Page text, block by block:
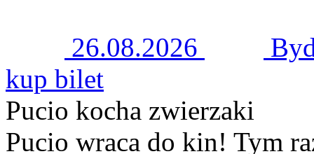
26.08.2026
kup bilet
Pucio kocha zwierzaki
Pucio wraca do kin! Tym